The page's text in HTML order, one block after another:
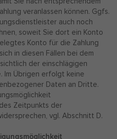
veranlassen können. Ggfs.
auch noch
soweit Sie dort ein Konto
Konto für die Zahlung
in diesen Fällen bei dem
der einschlägigen
Im Übrigen erfolgt keine
Daten an Dritte.
Zeitpunkts der
vgl. Abschnitt D.